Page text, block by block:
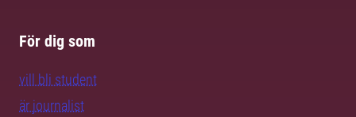
För dig som
vill bli student
är journalist